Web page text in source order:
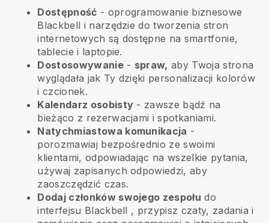
Dostępność - oprogramowanie biznesowe
Blackbell i narzędzie do tworzenia stron
internetowych są dostępne na smartfonie,
tablecie i laptopie.
Dostosowywanie- spraw, aby Twoja strona
wyglądała jak Ty dzięki personalizacji kolorów
i czcionek.
Kalendarz osobisty - zawsze bądź na
bieżąco z rezerwacjami i spotkaniami.
Natychmiastowa komunikacja -
porozmawiaj bezpośrednio ze swoimi
klientami, odpowiadając na wszelkie pytania,
używaj zapisanych odpowiedzi, aby
zaoszczędzić czas.
Dodaj członków swojego zespołu do
interfejsu Blackbell , przypisz czaty, zadania i